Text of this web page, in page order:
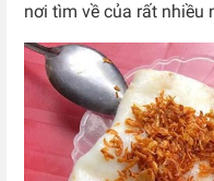
nơi tìm về của rất nhiều